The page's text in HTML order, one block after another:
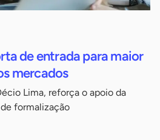
de entrada para maior
mercados
Lima, reforça o apoio da
formalização